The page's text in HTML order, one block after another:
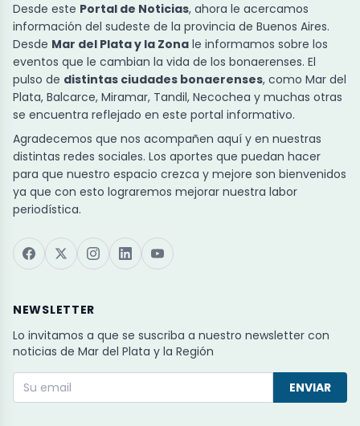
Desde este Portal de Noticias, ahora le acercamos
información del sudeste de la provincia de Buenos Aires.
Desde Mar del Plata y la Zona le informamos sobre los
eventos que le cambian la vida de los bonaerenses. El
pulso de distintas ciudades bonaerenses, como Mar del
Plata, Balcarce, Miramar, Tandil, Necochea y muchas otras
se encuentra reflejado en este portal informativo.
Agradecemos que nos acompañen aquí y en nuestras
distintas redes sociales. Los aportes que puedan hacer
para que nuestro espacio crezca y mejore son bienvenidos
ya que con esto lograremos mejorar nuestra labor
periodística.
NEWSLETTER
Lo invitamos a que se suscriba a nuestro newsletter con
noticias de Mar del Plata y la Región
ENVIAR